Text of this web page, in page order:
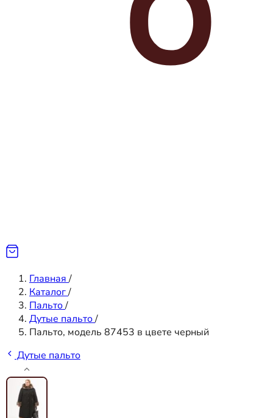
Главная /
Каталог/
Пальто/
Дутые пальто/
Пальто, модель 87453 в цвете черный
Дутые пальто